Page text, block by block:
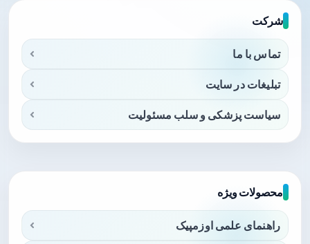
شرکت
تماس با ما
تبلیغات در سایت
سیاست پزشکی و سلب مسئولیت
محصولات ویژه
راهنمای علمی اوزمپیک